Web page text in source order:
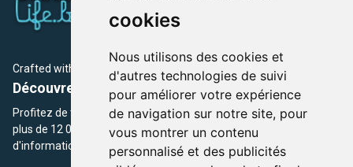
cookies
Nous utilisons des cookies et
d'autres technologies de suivi
pour améliorer votre expérience
de navigation sur notre site, pour
vous montrer un contenu
personnalisé et des publicités
Crafted with by Brusselslife Team
Découvrez plus de 12 000 adresses et événements
Profitez de toutes les sections de BrusselsLife.be et découvrez
plus de 12 000 adresses et un grand choix d'événements,
d'informations et de conseils et astuces de notre écriture.